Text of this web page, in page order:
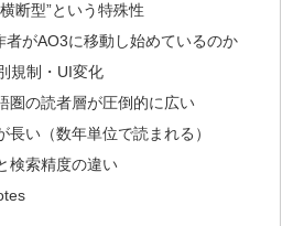
断型”という特殊性
者がAO3に移動し始めているのか
規制・UI変化
圏の読者層が圧倒的に広い
長い（数年単位で読まれる）
検索精度の違い